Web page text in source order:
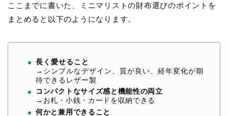
ここまでに書いた、ミニマリストの財布選びのポイントを
まとめると以下のようになります。
長く愛せること
→シンプルなデザイン、質が良い、経年変化が期
待できるレザー製
コンパクトなサイズ感と機能性の両立
→お札・小銭・カードを収納できる
何かと兼用できること